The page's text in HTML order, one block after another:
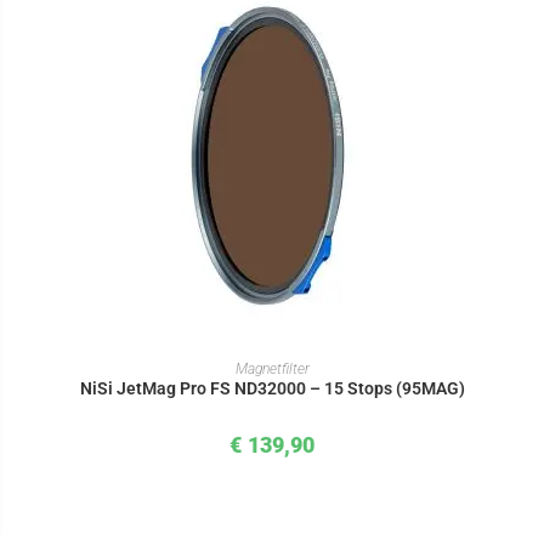
IN DEN WARENKORB
Magnetfilter
NiSi JetMag Pro FS ND32000 – 15 Stops (95MAG)
€ 139,90